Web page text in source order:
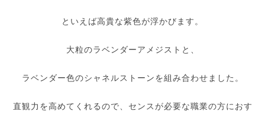
といえば高貴な紫色が浮かびます。
大粒のラベンダーアメジストと、
ラベンダー色のシャネルストーンを組み合わせました。
直観力を高めてくれるので、センスが必要な職業の方におす